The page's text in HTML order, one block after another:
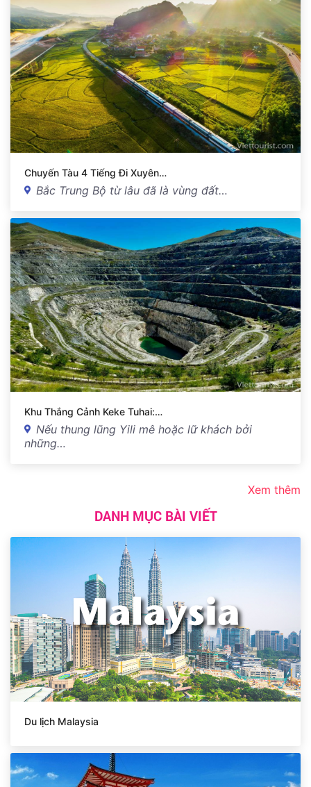
Chuyến Tàu 4 Tiếng Đi Xuyên…
Bắc Trung Bộ từ lâu đã là vùng đất…
Khu Thắng Cảnh Keke Tuhai:…
Nếu thung lũng Yili mê hoặc lữ khách bởi
những…
Xem thêm
DANH MỤC BÀI VIẾT
Du lịch Malaysia